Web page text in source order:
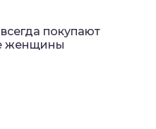
покупают
женщины